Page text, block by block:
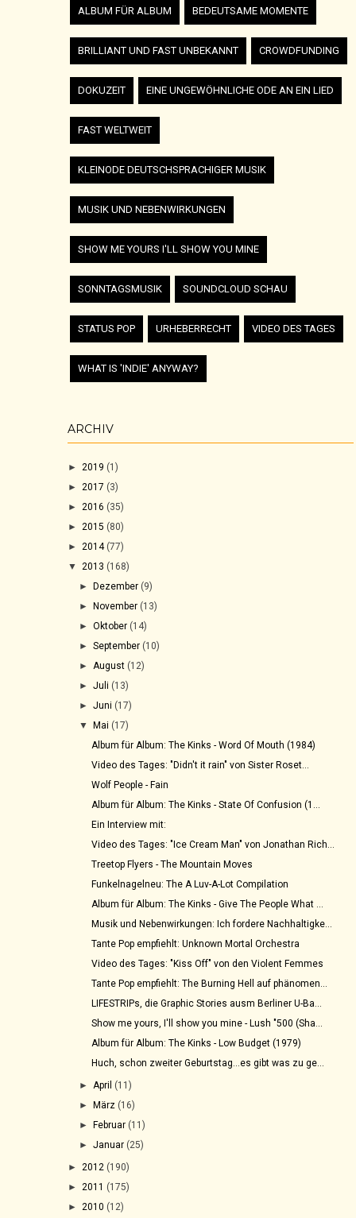
ALBUM FÜR ALBUM BEDEUTSAME MOMENTE
BRILLIANT UND FAST UNBEKANNT CROWDFUNDING
DOKUZEIT EINE UNGEWÖHNLICHE ODE AN EIN LIED
FAST WELTWEIT
KLEINODE DEUTSCHSPRACHIGER MUSIK
MUSIK UND NEBENWIRKUNGEN
SHOW ME YOURS I'LL SHOW YOU MINE
SONNTAGSMUSIK SOUNDCLOUD SCHAU
STATUS POP URHEBERRECHT VIDEO DES TAGES
WHAT IS 'INDIE' ANYWAY?
ARCHIV
► 2019 (1)
► 2017 (3)
► 2016 (35)
► 2015 (80)
► 2014 (77)
▼ 2013 (168)
►Dezember (9)
►November (13)
►Oktober (14)
►September (10)
► August (12)
►Juli (13)
►Juni (17)
▼Mai (17)
Album für Album: The Kinks - Word Of Mouth (1984)
Video des Tages: "Didn't it rain" von Sister Roset...
Wolf People - Fain
Album für Album: The Kinks - State Of Confusion (1...
Ein Interview mit:
Video des Tages: "Ice Cream Man" von Jonathan Rich...
Treetop Flyers - The Mountain Moves
Funkelnagelneu: The A Luv-A-Lot Compilation
Album für Album: The Kinks - Give The People What ...
Musik und Nebenwirkungen: Ich fordere Nachhaltigke...
Tante Pop empfiehlt: Unknown Mortal Orchestra
Video des Tages: "Kiss Off" von den Violent Femmes
Tante Pop empfiehlt: The Burning Hell auf phänomen...
LIFESTRIPs, die Graphic Stories ausm Berliner U-Ba...
Show me yours, I'll show you mine - Lush "500 (Sha...
Album für Album: The Kinks - Low Budget (1979)
Huch, schon zweiter Geburtstag...es gibt was zu ge...
► April (11)
►März (16)
►Februar (11)
►Januar (25)
► 2012 (190)
► 2011 (175)
► 2010 (12)